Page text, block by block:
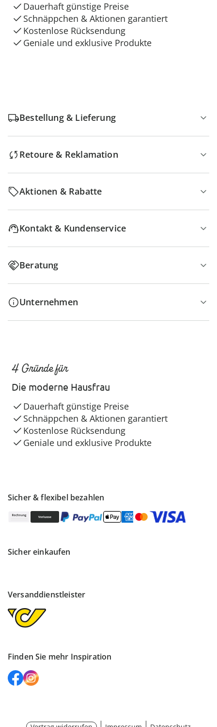
Dauerhaft günstige Preise
Schnäppchen & Aktionen garantiert
Kostenlose Rücksendung
Geniale und exklusive Produkte
Bestellung & Lieferung
Retoure & Reklamation
Aktionen & Rabatte
Kontakt & Kundenservice
Beratung
Unternehmen
Sicher & flexibel bezahlen
Sicher einkaufen
Versanddienstleister
Finden Sie mehr Inspiration
4 Gründe für
Die moderne Hausfrau
Dauerhaft günstige Preise
Schnäppchen & Aktionen garantiert
Kostenlose Rücksendung
Geniale und exklusive Produkte